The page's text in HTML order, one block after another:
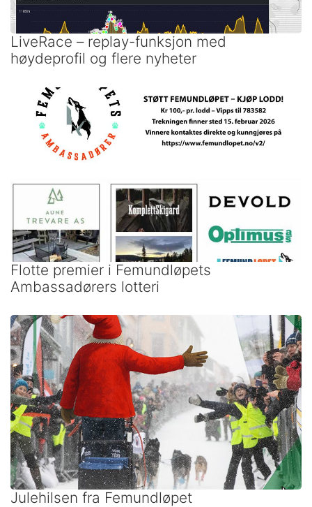
LiveRace – replay-funksjon med
høydeprofil og flere nyheter
Flotte premier i Femundløpets
Ambassadørers lotteri
Julehilsen fra Femundløpet